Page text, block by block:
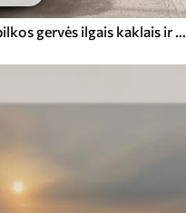
Dvi didelės pilkos gervės ilgais kaklais ir išskleistais sparnais stovi ūkanotame ežere, apsuptame medžių